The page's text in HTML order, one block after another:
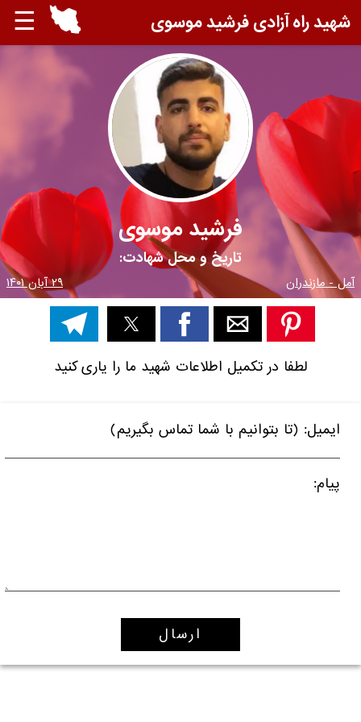
☰ شهید راه آزادی فرشید موسوی
فرشید موسوی
تاریخ و محل شهادت:
آمل - مازندران ۲۹ آبان ۱۴۰۱
لطفا در تکمیل اطلاعات شهید ما را یاری کنید
ایمیل: (تا بتوانیم با شما تماس بگیریم)
پیام: